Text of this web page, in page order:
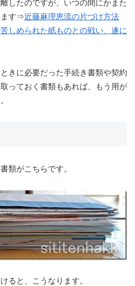
したのですが、いつの間にかまた
ます⇒近藤麻理恵流の片づけ方法
しめられた紙ものとの戦い、遂に
きに必要だった手続き書類や契約
っておく書類もあれば、もう用が
類がこちらです。
ると、こうなります。